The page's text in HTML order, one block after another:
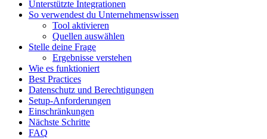
Unterstützte Integrationen
So verwendest du Unternehmenswissen
Tool aktivieren
Quellen auswählen
Stelle deine Frage
Ergebnisse verstehen
Wie es funktioniert
Best Practices
Datenschutz und Berechtigungen
Setup-Anforderungen
Einschränkungen
Nächste Schritte
FAQ